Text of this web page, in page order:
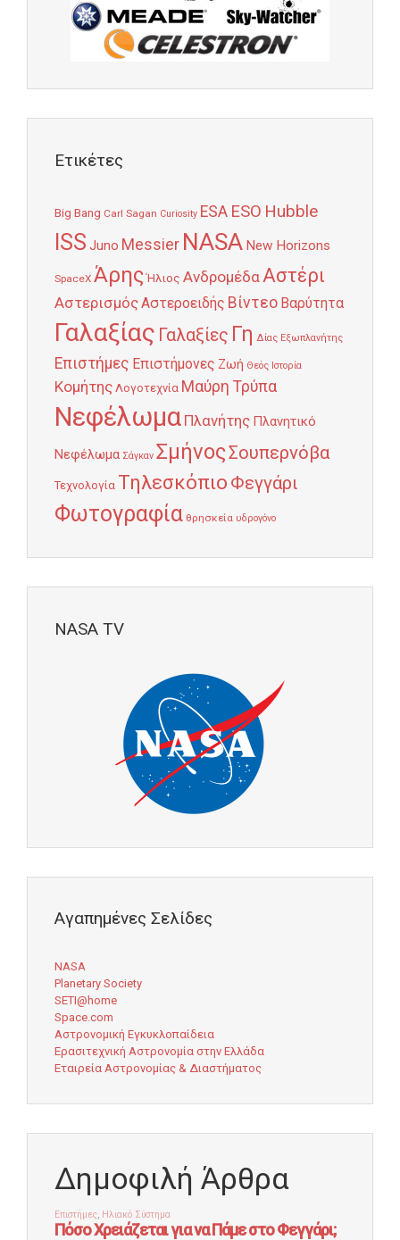
Ετικέτες
Big Bang Carl Sagan Curiosity ESA ESO Hubble
ISS Juno Messier NASA New Horizons
SpaceX Άρης Ήλιος ΑνδρομέδαΑστέρι
ΑστερισμόςΑστεροειδής Βίντεο Βαρύτητα
Γαλαξίας Γαλαξίες Γη Δίας Εξωπλανήτης
Επιστήμες Επιστήμονες Ζωή Θεός Ιστορία
Κομήτης Λογοτεχνία Μαύρη Τρύπα
Νεφέλωμα Πλανήτης Πλανητικό
Νεφέλωμα Σάγκαν ΣμήνοςΣουπερνόβα
Τεχνολογία Τηλεσκόπιο Φεγγάρι
Φωτογραφία θρησκεία υδρογόνο
NASA TV
Αγαπημένες Σελίδες
NASA
Planetary Society
SETI@home
Space.com
Αστρονομική Εγκυκλοπαίδεια
Ερασιτεχνική Αστρονομία στην Ελλάδα
Εταιρεία Αστρονομίας & Διαστήματος
Δημοφιλή Άρθρα